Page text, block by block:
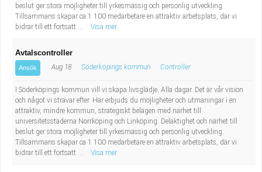
beslut ger stora möjligheter till yrkesmässig och personlig utveckling.
Tillsammans skapar ca 1 100 medarbetare en attraktiv arbetsplats, där vi
bidrar till ett fortsatt ...
Visa mer
Avtalscontroller
Ansök Aug 18 Söderköpings kommun Controller
I Söderköpings kommun vill vi skapa livsglädje. Alla dagar. Det är vår vision
och något vi strävar efter. Här erbjuds du möjligheter och utmaningar i en
attraktiv, mindre kommun, strategiskt belägen med närhet till
universitetsstäderna Norrköping och Linköping. Delaktighet och närhet till
beslut ger stora möjligheter till yrkesmässig och personlig utveckling.
Tillsammans skapar ca 1 100 medarbetare en attraktiv arbetsplats, där vi
bidrar till ett fortsatt ...
Visa mer